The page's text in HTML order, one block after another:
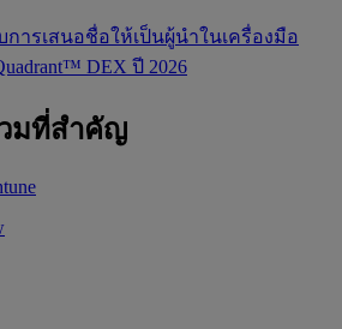
บการเสนอชื่อให้เป็นผู้นำในเครื่องมือ
DEX ปี 2026
มที่สำคัญ